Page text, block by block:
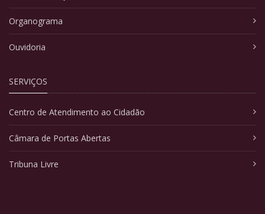
Organograma
Ouvidoria
SERVIÇOS
Centro de Atendimento ao Cidadão
Câmara de Portas Abertas
Tribuna Livre